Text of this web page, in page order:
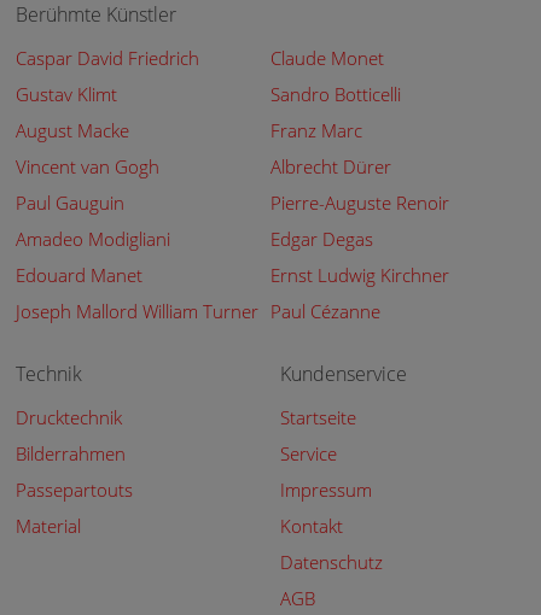
Berühmte Künstler
Caspar David Friedrich
Claude Monet
Gustav Klimt
Sandro Botticelli
August Macke
Franz Marc
Vincent van Gogh
Albrecht Dürer
Paul Gauguin
Pierre-Auguste Renoir
Amadeo Modigliani
Edgar Degas
Edouard Manet
Ernst Ludwig Kirchner
Joseph Mallord William Turner Paul Cézanne
Technik
Drucktechnik
Bilderrahmen
Passepartouts
Material
Kundenservice
Startseite
Service
Impressum
Kontakt
Datenschutz
AGB